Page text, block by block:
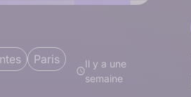
Paris
Il y a une
semaine